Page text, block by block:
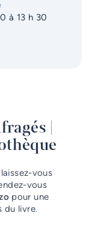
à 13 h 30
|
vous
vous
pour une
du livre.